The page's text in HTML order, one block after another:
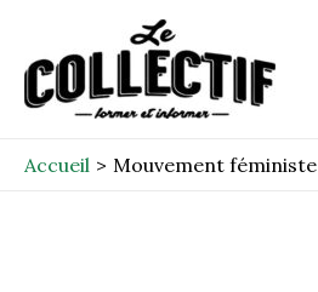
contenu
Accueil Mouvement féministe